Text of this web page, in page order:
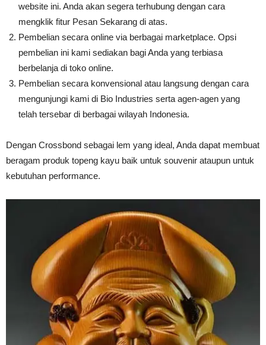
website ini. Anda akan segera terhubung dengan cara
mengklik fitur Pesan Sekarang di atas.
Pembelian secara online via berbagai marketplace. Opsi
pembelian ini kami sediakan bagi Anda yang terbiasa
berbelanja di toko online.
Pembelian secara konvensional atau langsung dengan cara
mengunjungi kami di Bio Industries serta agen-agen yang
telah tersebar di berbagai wilayah Indonesia.
Dengan Crossbond sebagai lem yang ideal, Anda dapat membuat
beragam produk topeng kayu baik untuk souvenir ataupun untuk
kebutuhan performance.